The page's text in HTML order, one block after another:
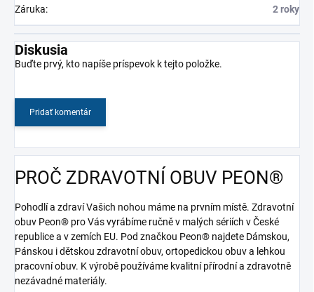
Záruka: 2 roky
Diskusia
Buďte prvý, kto napíše príspevok k tejto položke.
Pridať komentár
PROČ ZDRAVOTNÍ OBUV PEON®
Pohodlí a zdraví Vašich nohou máme na prvním místě. Zdravotní
obuv Peon® pro Vás vyrábíme ručně v malých sériích v České
republice a v zemích EU. Pod značkou Peon® najdete Dámskou,
Pánskou i dětskou zdravotní obuv, ortopedickou obuv a lehkou
pracovní obuv. K výrobě používáme kvalitní přírodní a zdravotně
nezávadné materiály.